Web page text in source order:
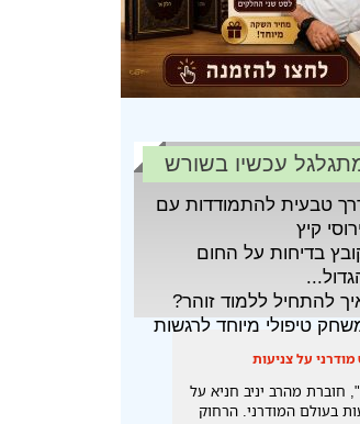
עכשיו בשורש
טבעית להתמודדות עם
קיץ
בדיחות על החום
להתחיל ללמוד זוהר?
טיפולי מיוחד לרגשות
על צניעות
חוברת מהרב יניב חניא על
בעולם המודרני. הרחוק